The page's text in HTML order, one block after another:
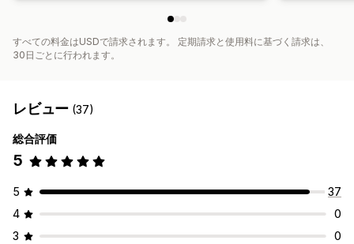
すべての料金はUSDで請求されます。 定期請求と使用料に基づく請求は、
30日ごとに行われます。
レビュー (37)
総合評価
5
5
37
4
0
3
0